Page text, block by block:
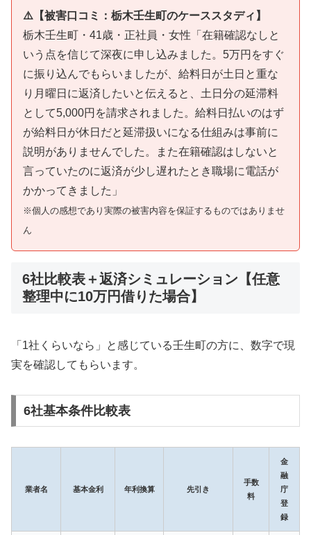
⚠️【被害口コミ：栃木壬生町のケーススタディ】
栃木壬生町・41歳・正社員・女性「在籍確認なしと
いう点を信じて深夜に申し込みました。5万円をすぐ
に振り込んでもらいましたが、給料日が土日と重な
り月曜日に返済したいと伝えると、土日分の延滞料
として5,000円を請求されました。給料日払いのはず
が給料日が休日だと延滞扱いになる仕組みは事前に
説明がありませんでした。また在籍確認はしないと
言っていたのに返済が少し遅れたとき職場に電話が
かかってきました」
※個人の感想であり実際の被害内容を保証するものではありませ
ん
6社比較表＋返済シミュレーション【任意
整理中に10万円借りた場合】
「1社くらいなら」と感じている壬生町の方に、数字で現
実を確認してもらいます。
6社基本条件比較表
業者名 基本金利 年利換算 先引き
手数
料
金
融
庁
登
録